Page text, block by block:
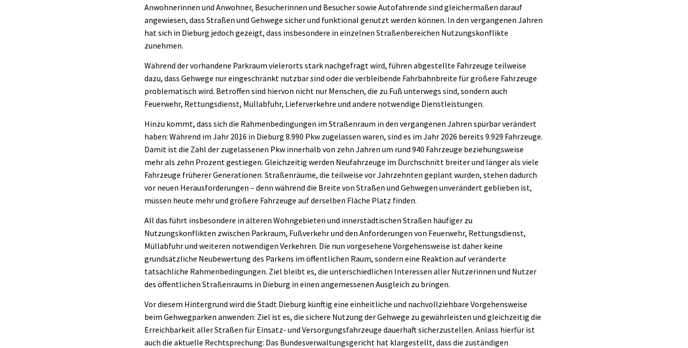
Anwohnerinnen und Anwohner, Besucherinnen und Besucher sowie Autofahrende sind gleichermaßen darauf
angewiesen, dass Straßen und Gehwege sicher und funktional genutzt werden können. In den vergangenen Jahren
hat sich in Dieburg jedoch gezeigt, dass insbesondere in einzelnen Straßenbereichen Nutzungskonflikte
zunehmen.
Während der vorhandene Parkraum vielerorts stark nachgefragt wird, führen abgestellte Fahrzeuge teilweise
dazu, dass Gehwege nur eingeschränkt nutzbar sind oder die verbleibende Fahrbahnbreite für größere Fahrzeuge
problematisch wird. Betroffen sind hiervon nicht nur Menschen, die zu Fuß unterwegs sind, sondern auch
Feuerwehr, Rettungsdienst, Müllabfuhr, Lieferverkehre und andere notwendige Dienstleistungen.
Hinzu kommt, dass sich die Rahmenbedingungen im Straßenraum in den vergangenen Jahren spürbar verändert
haben: Während im Jahr 2016 in Dieburg 8.990 Pkw zugelassen waren, sind es im Jahr 2026 bereits 9.929 Fahrzeuge.
Damit ist die Zahl der zugelassenen Pkw innerhalb von zehn Jahren um rund 940 Fahrzeuge beziehungsweise
mehr als zehn Prozent gestiegen. Gleichzeitig werden Neufahrzeuge im Durchschnitt breiter und länger als viele
Fahrzeuge früherer Generationen. Straßenräume, die teilweise vor Jahrzehnten geplant wurden, stehen dadurch
vor neuen Herausforderungen – denn während die Breite von Straßen und Gehwegen unverändert geblieben ist,
müssen heute mehr und größere Fahrzeuge auf derselben Fläche Platz finden.
All das führt insbesondere in älteren Wohngebieten und innerstädtischen Straßen häufiger zu
Nutzungskonflikten zwischen Parkraum, Fußverkehr und den Anforderungen von Feuerwehr, Rettungsdienst,
Müllabfuhr und weiteren notwendigen Verkehren. Die nun vorgesehene Vorgehensweise ist daher keine
grundsätzliche Neubewertung des Parkens im öffentlichen Raum, sondern eine Reaktion auf veränderte
tatsächliche Rahmenbedingungen. Ziel bleibt es, die unterschiedlichen Interessen aller Nutzerinnen und Nutzer
des öffentlichen Straßenraums in Dieburg in einen angemessenen Ausgleich zu bringen.
Vor diesem Hintergrund wird die Stadt Dieburg künftig eine einheitliche und nachvollziehbare Vorgehensweise
beim Gehwegparken anwenden: Ziel ist es, die sichere Nutzung der Gehwege zu gewährleisten und gleichzeitig die
Erreichbarkeit aller Straßen für Einsatz- und Versorgungsfahrzeuge dauerhaft sicherzustellen. Anlass hierfür ist
auch die aktuelle Rechtsprechung: Das Bundesverwaltungsgericht hat klargestellt, dass die zuständigen